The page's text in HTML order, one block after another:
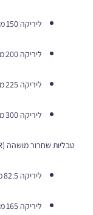
ליריקה 150 מ"ג
ליריקה 200 מ"ג
ליריקה 225 מ"ג
ליריקה 300 מ"ג
טבליות שחרור מושהה (Lyrica CR):
ליריקה 82.5 מ"ג
ליריקה 165 מ"ג